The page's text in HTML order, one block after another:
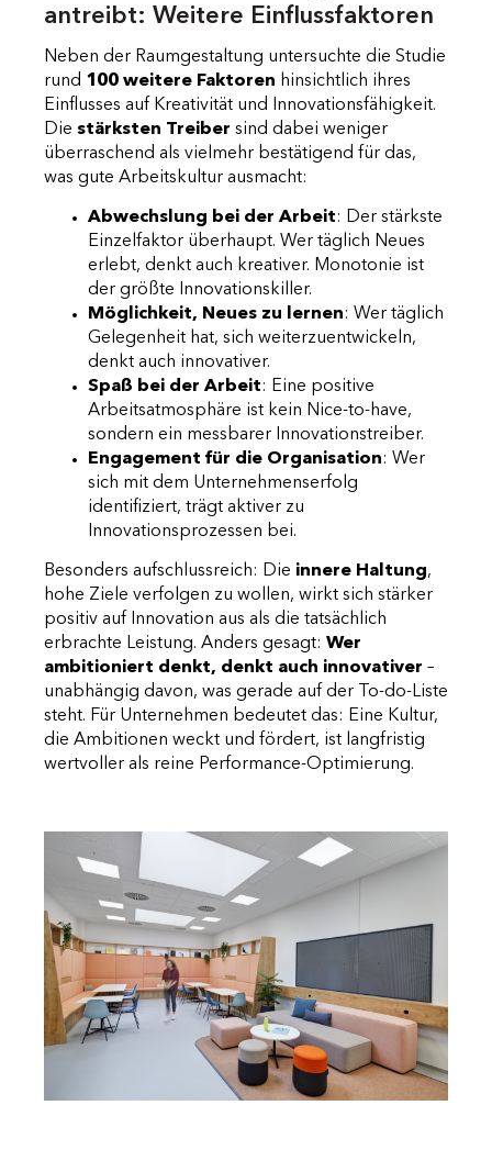
antreibt: Weitere Einflussfaktoren
Neben der Raumgestaltung untersuchte die Studie
rund 100 weitere Faktoren hinsichtlich ihres
Einflusses auf Kreativität und Innovationsfähigkeit.
Die stärksten Treiber sind dabei weniger
überraschend als vielmehr bestätigend für das,
was gute Arbeitskultur ausmacht:
Abwechslung bei der Arbeit: Der stärkste
Einzelfaktor überhaupt. Wer täglich Neues
erlebt, denkt auch kreativer. Monotonie ist
der größte Innovationskiller.
Möglichkeit, Neues zu lernen: Wer täglich
Gelegenheit hat, sich weiterzuentwickeln,
denkt auch innovativer.
Spaß bei der Arbeit: Eine positive
Arbeitsatmosphäre ist kein Nice-to-have,
sondern ein messbarer Innovationstreiber.
Engagement für die Organisation: Wer
sich mit dem Unternehmenserfolg
identifiziert, trägt aktiver zu
Innovationsprozessen bei.
Besonders aufschlussreich: Die innere Haltung,
hohe Ziele verfolgen zu wollen, wirkt sich stärker
positiv auf Innovation aus als die tatsächlich
erbrachte Leistung. Anders gesagt: Wer
ambitioniert denkt, denkt auch innovativer –
unabhängig davon, was gerade auf der To-do-Liste
steht. Für Unternehmen bedeutet das: Eine Kultur,
die Ambitionen weckt und fördert, ist langfristig
wertvoller als reine Performance-Optimierung.